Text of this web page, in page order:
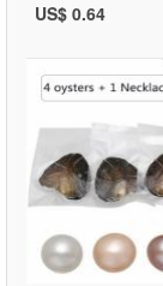
US$ 0.64